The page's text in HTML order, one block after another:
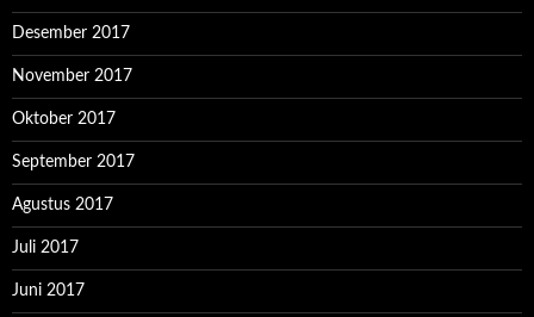
Desember 2017
November 2017
Oktober 2017
September 2017
Agustus 2017
Juli 2017
Juni 2017